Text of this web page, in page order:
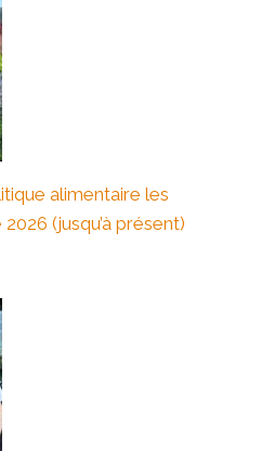
alimentaire les
(jusqu’à présent)